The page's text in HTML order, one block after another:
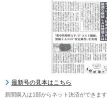
最新号の見本はこちら
新聞購入は1部からネット決済ができます